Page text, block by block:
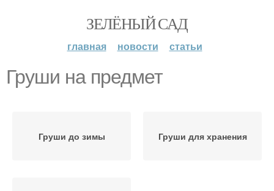
ЗЕЛЁНЫЙ САД
главная новости статьи
Груши на предмет
Груши до зимы Груши для хранения